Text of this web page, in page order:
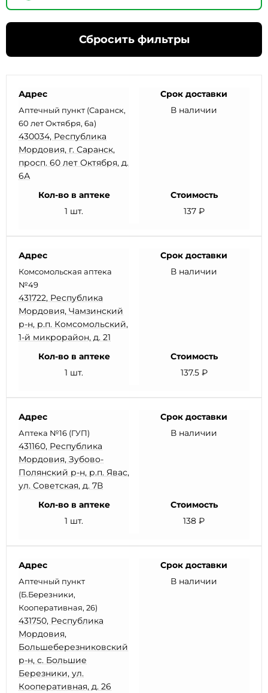
Сбросить фильтры
Адрес
Аптечный пункт (Саранск,
60 лет Октября, 6а)
430034, Республика
Мордовия, г. Саранск,
просп. 60 лет Октября, д.
6А
Срок доставки
В наличии
Кол-во в аптеке
1 шт.
Стоимость
137 ₽
Адрес
Комсомольская аптека
№49
431722, Республика
Мордовия, Чамзинский
р-н, р.п. Комсомольский,
1-й микрорайон, д. 21
Срок доставки
В наличии
Кол-во в аптеке
1 шт.
Стоимость
137.5 ₽
Адрес
Аптека №16 (ГУП)
431160, Республика
Мордовия, Зубово-
Полянский р-н, р.п. Явас,
ул. Советская, д. 7В
Срок доставки
В наличии
Кол-во в аптеке
1 шт.
Стоимость
138 ₽
Адрес
Аптечный пункт
(Б.Березники,
Кооперативная, 26)
431750, Республика
Мордовия,
Большеберезниковский
р-н, с. Большие
Березники, ул.
Кооперативная, д. 26
Срок доставки
В наличии